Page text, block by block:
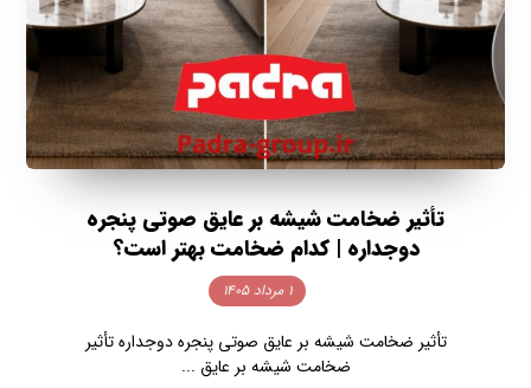
تأثیر ضخامت شیشه بر عایق صوتی پنجره
دوجداره | کدام ضخامت بهتر است؟
۱ مرداد ۱۴۰۵
تأثیر ضخامت شیشه بر عایق صوتی پنجره دوجداره تأثیر
ضخامت شیشه بر عایق ...